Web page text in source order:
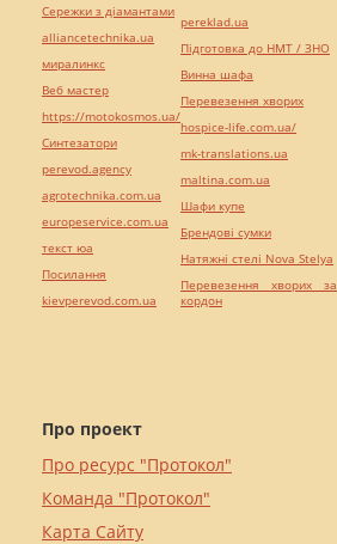
Про проект
Про ресурс "Протокол"
Команда "Протокол"
Карта Сайту
Сережки з діамантами
alliancetechnika.ua
миралинкс
Веб мастер
https://motokosmos.ua/
Синтезатори
perevod.agency
agrotechnika.com.ua
europeservice.com.ua
текст юа
Посилання
kievperevod.com.ua
pereklad.ua
Підготовка до НМТ / ЗНО
Винна шафа
Перевезення хворих
hospice-life.com.ua/
mk-translations.ua
maltina.com.ua
Шафи купе
Брендові сумки
Натяжні стелі Nova Stelya
Перевезення хворих за
кордон